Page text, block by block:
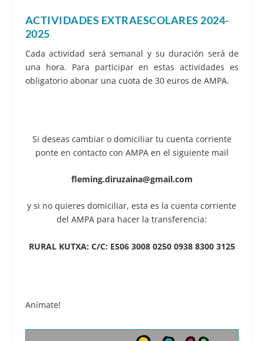
ACTIVIDADES EXTRAESCOLARES 2024-
2025
Cada actividad será semanal y su duración será de
una hora. Para participar en estas actividades es
obligatorio abonar una cuota de 30 euros de AMPA.
Si deseas cambiar o domiciliar tu cuenta corriente
ponte en contacto con AMPA en el siguiente mail
fleming.diruzaina@gmail.com
y si no quieres domiciliar, esta es la cuenta corriente
del AMPA para hacer la transferencia:
RURAL KUTXA: C/C: ES06 3008 0250 0938 8300 3125
Anímate!